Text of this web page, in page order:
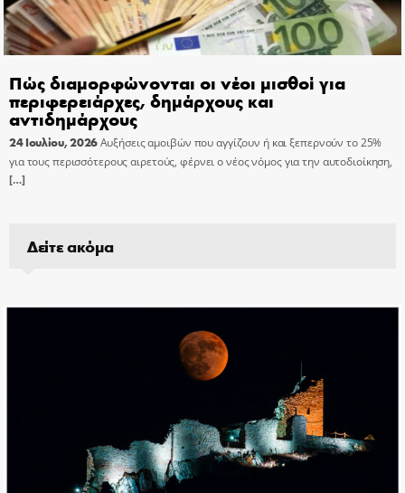
Πώς διαμορφώνονται οι νέοι μισθοί για
περιφερειάρχες, δημάρχους και
αντιδημάρχους
24 Ιουλίου, 2026Αυξήσεις αμοιβών που αγγίζουν ή και ξεπερνούν το 25%
για τους περισσότερους αιρετούς, φέρνει ο νέος νόμος για την αυτοδιοίκηση,
[…]
Δείτε ακόμα